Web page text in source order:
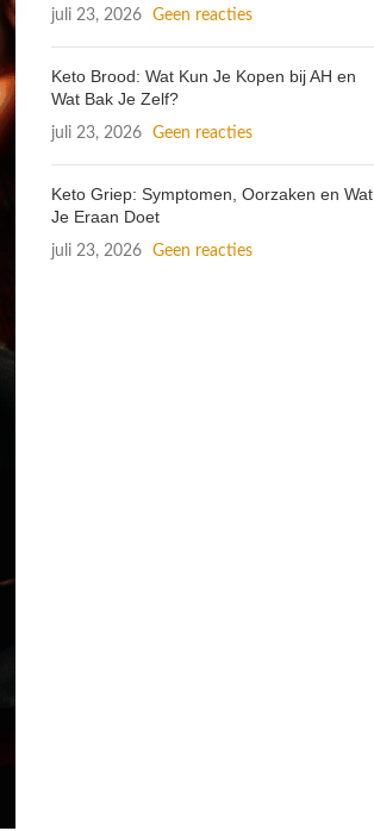
juli 23, 2026 Geen reacties
Keto Brood: Wat Kun Je Kopen bij AH en
Wat Bak Je Zelf?
juli 23, 2026 Geen reacties
Keto Griep: Symptomen, Oorzaken en Wat
Je Eraan Doet
juli 23, 2026 Geen reacties